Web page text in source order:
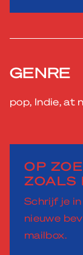
GENRE
pop, Indie, at
OP
ZOALS
Schrijf je
nieuwe
mailbox.